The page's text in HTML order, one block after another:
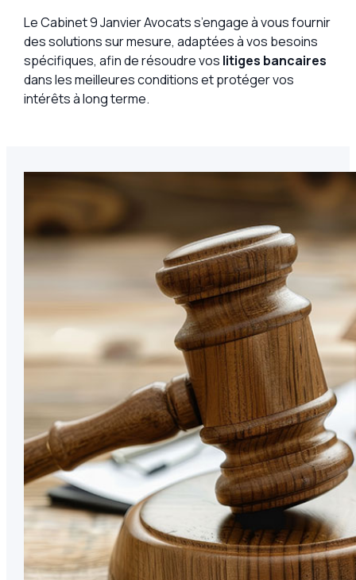
Le Cabinet 9 Janvier Avocats s’engage à vous fournir
des solutions sur mesure, adaptées à vos besoins
spécifiques, afin de résoudre vos litiges bancaires
dans les meilleures conditions et protéger vos
intérêts à long terme.